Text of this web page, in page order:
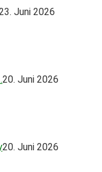
Juni 2026
20. Juni 2026
20. Juni 2026